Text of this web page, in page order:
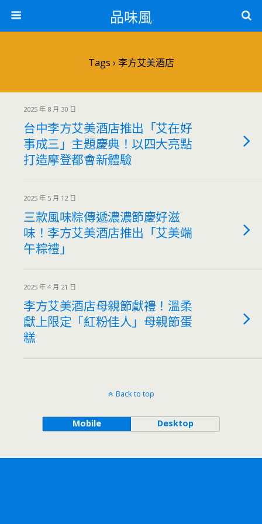
品味風
Tags › 李方艾美酒店
2025 年 8 月 30 日
台中李方艾美酒店推出「艾在好
事成三」主題慶典！以四大亮點
打造摩登都會新體驗
2025 年 5 月 12 日
三款風味粽傳遞濃濃節慶好滋
味！李方艾美酒店推出「艾美端
午粽禮」
2025 年 4 月 21 日
李方艾美酒店母親節獻禮！溫柔
獻上限定「紅粉佳人」母親節蛋
糕
Back to top
Mobile Desktop